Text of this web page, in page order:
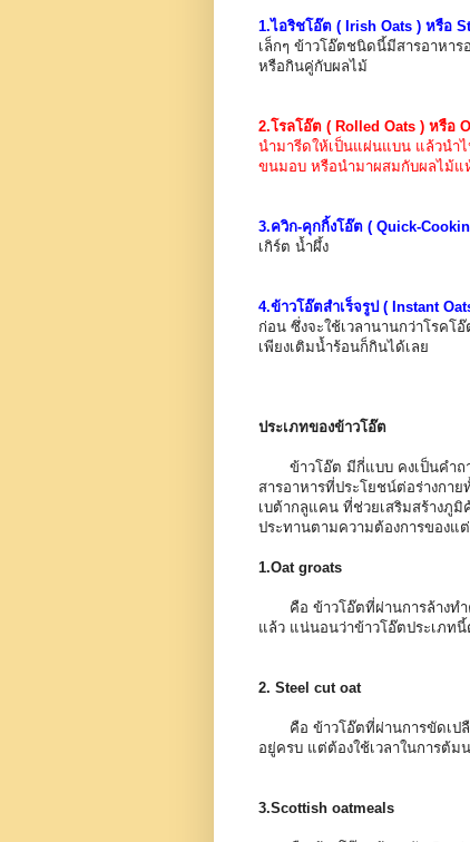
1.ไอริชโอ๊ต ( Irish Oats ) หรือ
เล็กๆ ข้าวโอ๊ตชนิดนี้มีสารอาหา
หรือกินคู่กับผลไม้
2.โรลโอ๊ต ( Rolled Oats ) หรือ
นำมารีดให้เป็นแผ่นแบน แล้วนำ
ขนมอบ หรือนำมาผสมกับผลไม้แ
3.ควิก-คุกกิ้งโอ๊ต ( Quick-
เกิร์ต น้ำผึ้ง
4.ข้าวโอ๊ตสำเร็จรูป ( Instant
ก่อน ซึ่งจะใช้เวลานานกว่าโรค
เพียงเติมน้ำร้อนก็กินได้เลย
ประเภทของข้าวโอ๊ต
ข้าวโอ๊ต มีกี่แบบ คงเป็นคำถา
สารอาหารที่ประโยชน์ต่อร่างกา
เบต้ากลูแคน ที่ช่วยเสริมสร้างภู
ประทานตามความต้องการของแ
1.Oat groats
คือ ข้าวโอ๊ตที่ผ่านการล้างทำค
แล้ว แน่นอนว่าข้าวโอ๊ตประเภทนี้
2. Steel cut oat
คือ ข้าวโอ๊ตที่ผ่านการขัดเปลื
อยู่ครบ แต่ต้องใช้เวลาในการต้
3.Scottish oatmeals